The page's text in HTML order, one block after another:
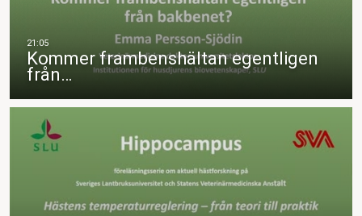
Kommer frambenshältan egentligen
från…